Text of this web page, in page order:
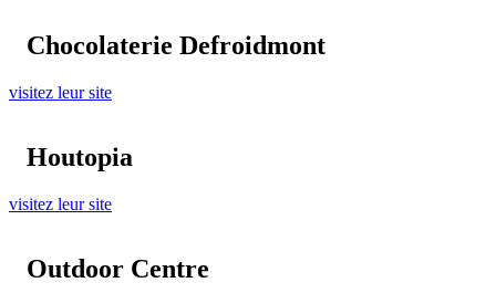
Chocolaterie Defroidmont
visitez leur site
Houtopia
visitez leur site
Outdoor Centre